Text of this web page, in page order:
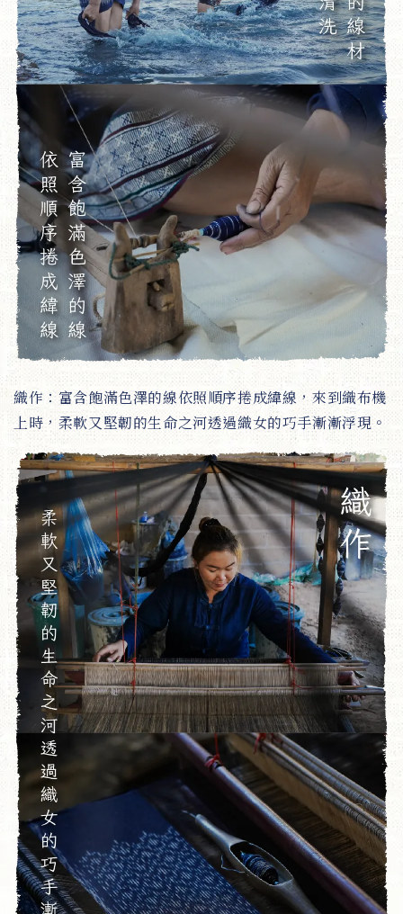
織作：富含飽滿色澤的線依照順序捲成緯線，來到織布機
上時，柔軟又堅韌的生命之河透過織女的巧手漸漸浮現。